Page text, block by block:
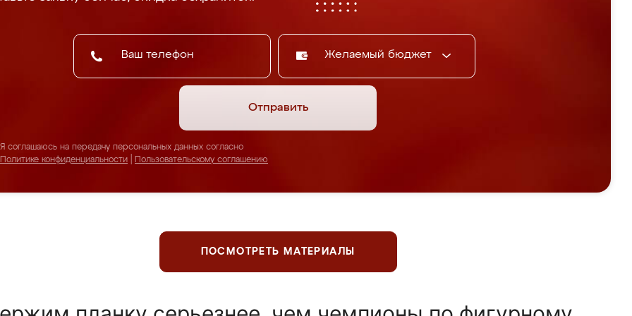
Желаемый бюджет
Отправить
Я соглашаюсь на передачу персональных данных согласно
Политике конфиденциальности
Пользовательскому соглашению
ПОСМОТРЕТЬ МАТЕРИАЛЫ